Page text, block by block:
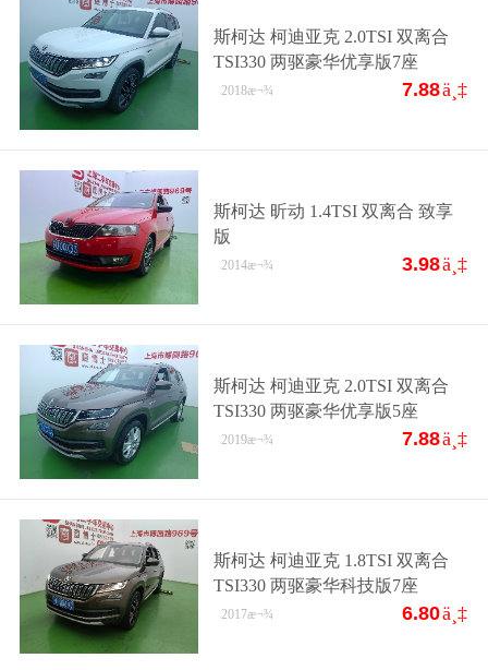
斯柯达 柯迪亚克 2.0TSI 双离合
TSI330 两驱豪华优享版7座
7.88ä¸‡
2018æ¬¾
斯柯达 昕动 1.4TSI 双离合 致享
版
3.98ä¸‡
2014æ¬¾
斯柯达 柯迪亚克 2.0TSI 双离合
TSI330 两驱豪华优享版5座
7.88ä¸‡
2019æ¬¾
斯柯达 柯迪亚克 1.8TSI 双离合
TSI330 两驱豪华科技版7座
6.80ä¸‡
2017æ¬¾